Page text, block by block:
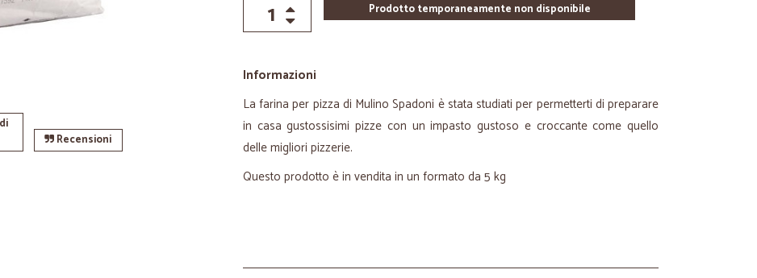
Recensioni
Prodotto temporaneamente non disponibile
Informazioni
La farina per pizza di Mulino Spadoni è stata studiati per permetterti di preparare
in casa gustossisimi pizze con un impasto gustoso e croccante come quello
delle migliori pizzerie.
Questo prodotto è in vendita in un formato da 5 kg